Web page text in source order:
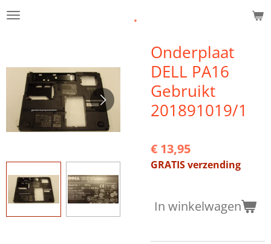
Ga
hoofdinhoud
.
Onderplaat
DELL PA16
Gebruikt
201891019/1
€ 13,95
GRATIS verzending
In winkelwagen